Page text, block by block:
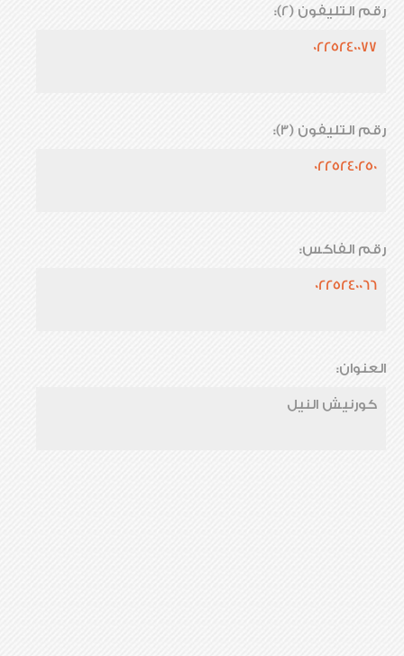
رقم التليفون (2):
0225240077
رقم التليفون (3):
0225240250
رقم الفاكس:
0225240066
العنوان:
كورنيش النيل